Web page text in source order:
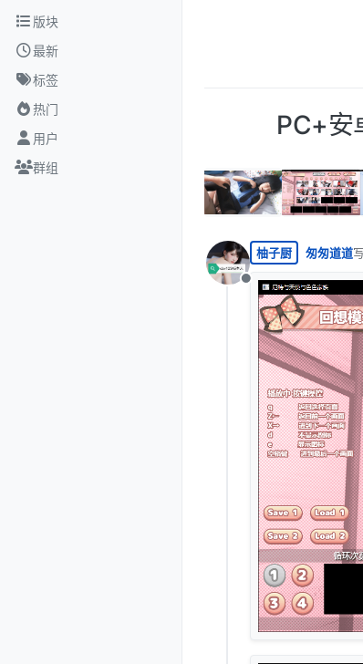
跳转至内容
版块
最新
标签
热门
用户
群组
PC+安
离线
柚子厨 匆匆道道